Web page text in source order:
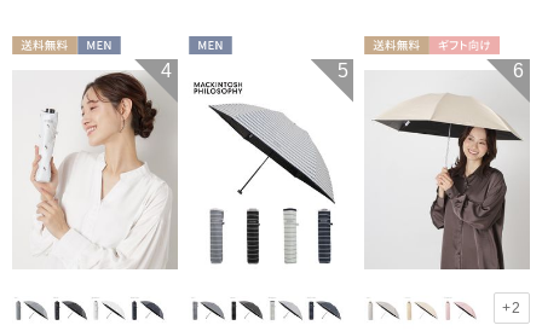
4 5
ギフト向け
6
+2